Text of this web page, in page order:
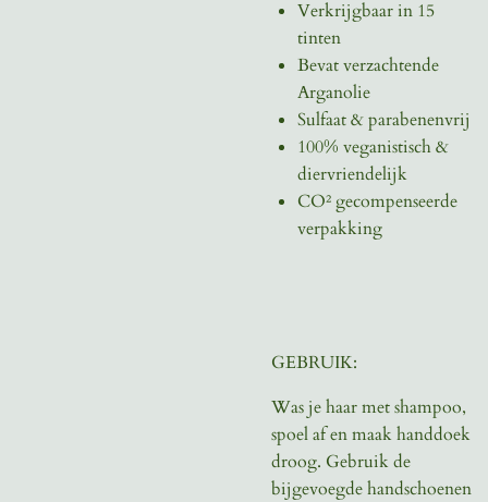
Verkrijgbaar in 15
tinten
Bevat verzachtende
Arganolie
Sulfaat & parabenenvrij
100% veganistisch &
diervriendelijk
CO² gecompenseerde
verpakking
GEBRUIK:
Was je haar met shampoo,
spoel af en maak handdoek
droog. Gebruik de
bijgevoegde handschoenen